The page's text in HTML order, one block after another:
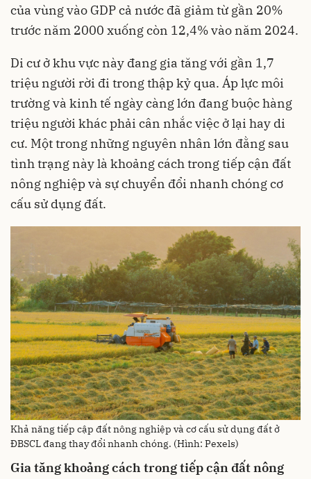
của vùng vào GDP cả nước đã giảm từ gần 20%
trước năm 2000 xuống còn 12,4% vào năm 2024.
Di cư ở khu vực này đang gia tăng với gần 1,7
triệu người rời đi trong thập kỷ qua. Áp lực môi
trường và kinh tế ngày càng lớn đang buộc hàng
triệu người khác phải cân nhắc việc ở lại hay di
cư. Một trong những nguyên nhân lớn đằng sau
tình trạng này là khoảng cách trong tiếp cận đất
nông nghiệp và sự chuyển đổi nhanh chóng cơ
cấu sử dụng đất.
Khả năng tiếp cập đất nông nghiệp và cơ cấu sử dụng đất ở
ĐBSCL đang thay đổi nhanh chóng. (Hình: Pexels)
Gia tăng khoảng cách trong tiếp cận đất nông